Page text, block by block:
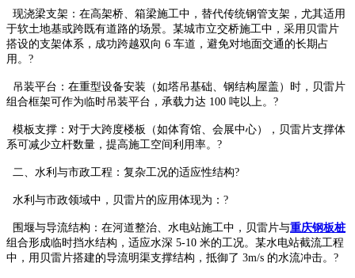
现浇梁支架：在高架桥、箱梁施工中，替代传统钢管支架，尤其适用
于软土地基或跨既有道路的场景。某城市立交桥施工中，采用贝雷片
搭设的支架体系，成功跨越双向 6 车道，避免对地面交通的长期占
用。?
吊装平台：在重型设备安装（如塔吊基础、钢结构屋盖）时，贝雷片
组合框架可作为临时吊装平台，承载力达 100 吨以上。?
模板支撑：对于大跨度楼板（如体育馆、会展中心），贝雷片支撑体
系可减少立杆数量，提高施工空间利用率。?
二、水利与市政工程：复杂工况的适应性结构?
水利与市政领域中，贝雷片的应用体现为：?
围堰与导流结构：在河道整治、水电站施工中，贝雷片与重庆钢板桩
组合形成临时挡水结构，适应水深 5-10 米的工况。某水电站截流工程
中，用贝雷片搭建的导流明渠支撑结构，抵御了 3m/s 的水流冲击。?